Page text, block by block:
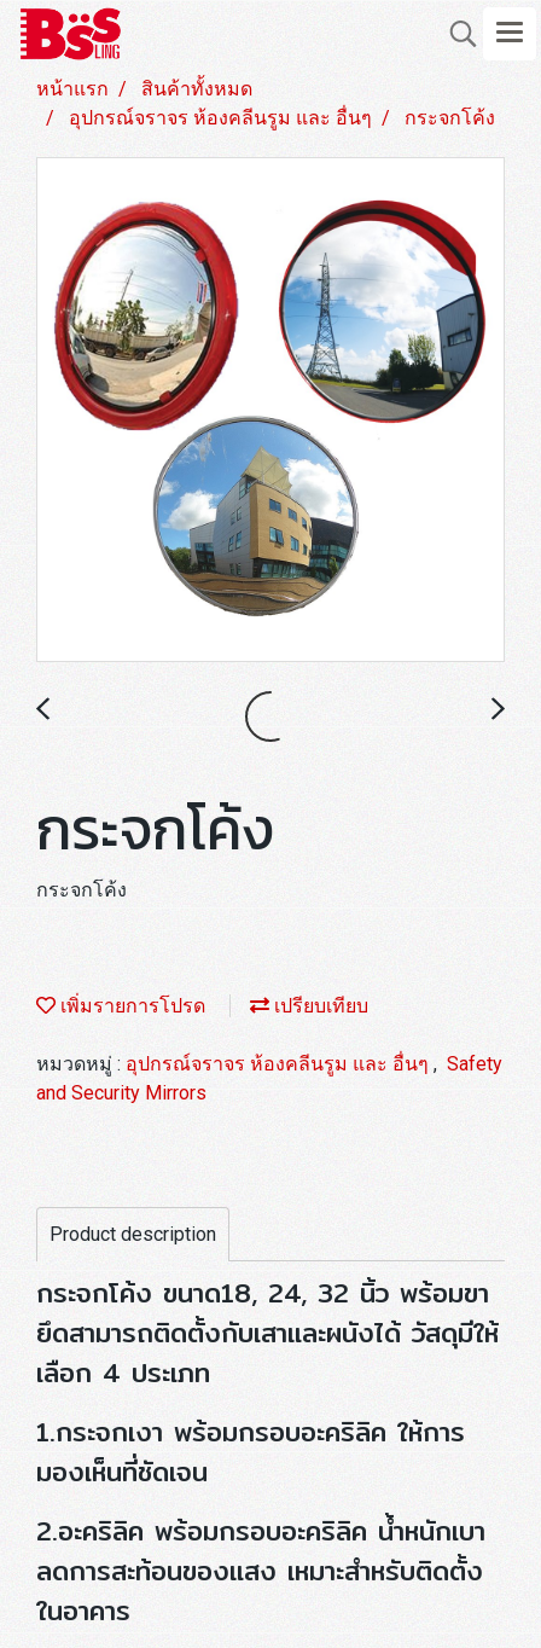
หน้าแรก
สินค้าทั้งหมด
อุปกรณ์จราจร ห้องคลีนรูม และ อื่นๆ
กระจกโค้ง
กระจกโค้ง
กระจกโค้ง
เพิ่มรายการโปรด เปรียบเทียบ
หมวดหมู่ : อุปกรณ์จราจร ห้องคลีนรูม และ อื่นๆ , Safety
and Security Mirrors
Product description
กระจกโค้ง ขนาด18, 24, 32 นิ้ว พร้อมขา
ยึดสามารถติดตั้งกับเสาและผนังได้ วัสดุมีให้
เลือก 4 ประเภท
1.กระจกเงา พร้อมกรอบอะคริลิค ให้การ
มองเห็นที่ชัดเจน
2.อะคริลิค พร้อมกรอบอะคริลิค น้ำหนักเบา
ลดการสะท้อนของแสง เหมาะสำหรับติดตั้ง
ในอาคาร